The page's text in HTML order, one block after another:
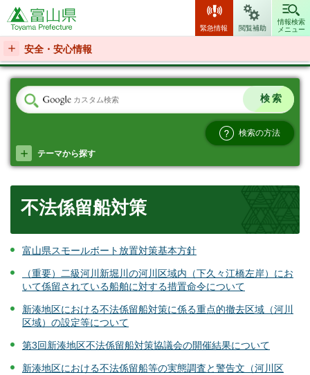
富山県
緊急情報 閲覧補助
情報検索
メニュー
安全・安心情報
検索の方法
テーマから探す
不法係留船対策
富山県スモールボート放置対策基本方針
（重要）二級河川新堀川の河川区域内（下久々江橋左岸）にお
いて係留されている船舶に対する措置命令について
新湊地区における不法係留船対策に係る重点的撤去区域（河川
区域）の設定等について
第3回新湊地区不法係留船対策協議会の開催結果について
新湊地区における不法係留船等の実態調査と警告文（河川区